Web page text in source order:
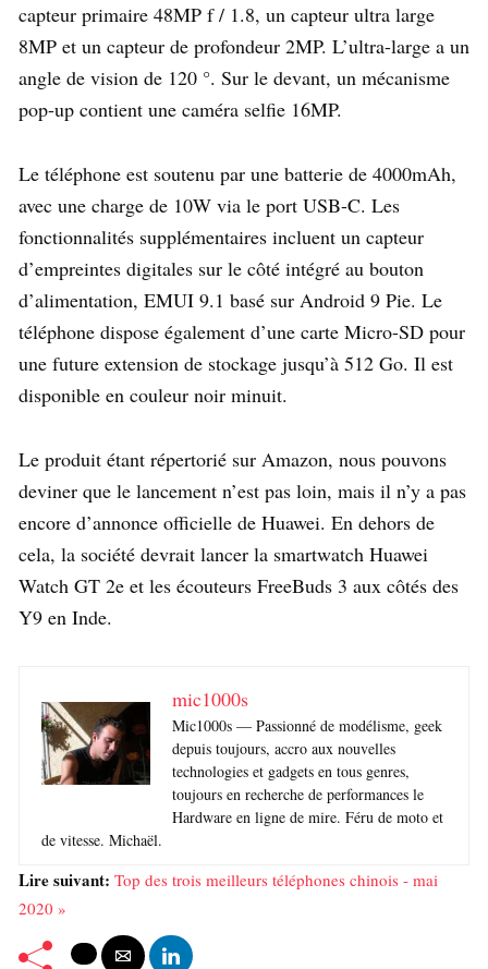
capteur primaire 48MP f / 1.8, un capteur ultra large
8MP et un capteur de profondeur 2MP. L’ultra-large a un
angle de vision de 120 °. Sur le devant, un mécanisme
pop-up contient une caméra selfie 16MP.
Le téléphone est soutenu par une batterie de 4000mAh,
avec une charge de 10W via le port USB-C. Les
fonctionnalités supplémentaires incluent un capteur
d’empreintes digitales sur le côté intégré au bouton
d’alimentation, EMUI 9.1 basé sur Android 9 Pie. Le
téléphone dispose également d’une carte Micro-SD pour
une future extension de stockage jusqu’à 512 Go. Il est
disponible en couleur noir minuit.
Le produit étant répertorié sur Amazon, nous pouvons
deviner que le lancement n’est pas loin, mais il n’y a pas
encore d’annonce officielle de Huawei. En dehors de
cela, la société devrait lancer la smartwatch Huawei
Watch GT 2e et les écouteurs FreeBuds 3 aux côtés des
Y9 en Inde.
mic1000s
Mic1000s — Passionné de modélisme, geek
depuis toujours, accro aux nouvelles
technologies et gadgets en tous genres,
toujours en recherche de performances le
Hardware en ligne de mire. Féru de moto et
de vitesse. Michaël.
Lire suivant: Top des trois meilleurs téléphones chinois - mai
2020 »